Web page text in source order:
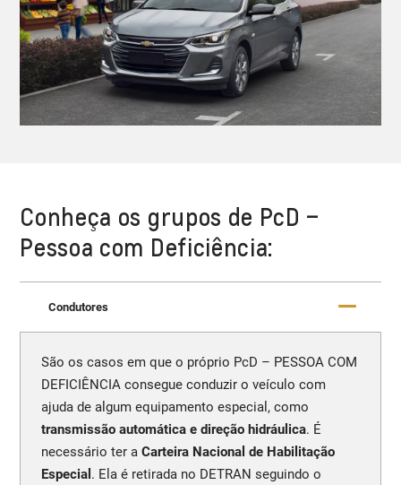
Conheça os grupos de PcD –
Pessoa com Deficiência:
Condutores
São os casos em que o próprio PcD – PESSOA COM
DEFICIÊNCIA consegue conduzir o veículo com
ajuda de algum equipamento especial, como
transmissão automática e direção hidráulica. É
necessário ter a Carteira Nacional de Habilitação
Especial . Ela é retirada no DETRAN seguindo o